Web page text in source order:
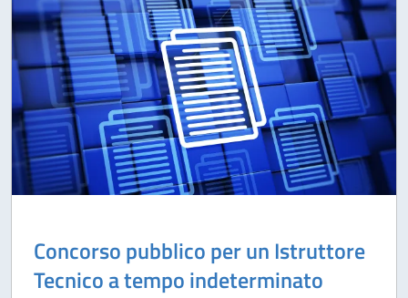
Concorso pubblico per un Istruttore
Tecnico a tempo indeterminato